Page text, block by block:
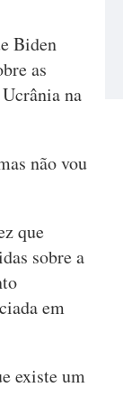
Biden
as
na
não vou
que
sobre a
em
existe um